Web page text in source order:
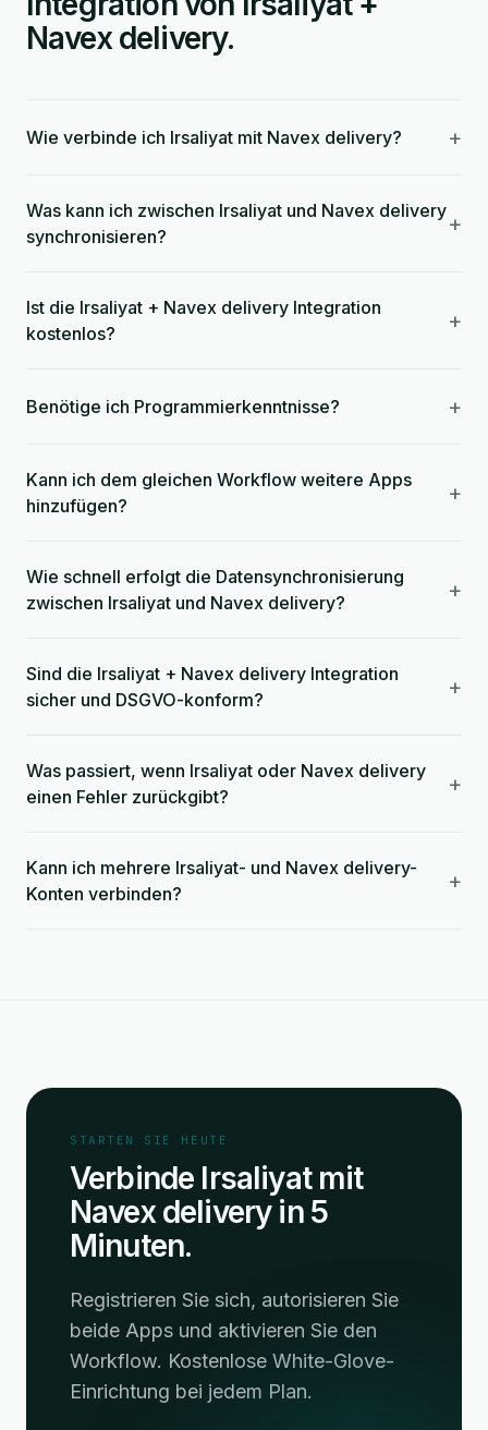
Navex delivery.
Wie verbinde ich Irsaliyat mit Navex delivery? +
Was kann ich zwischen Irsaliyat und Navex delivery
synchronisieren?
+
Ist die Irsaliyat + Navex delivery Integration
kostenlos?
+
Benötige ich Programmierkenntnisse? +
Kann ich dem gleichen Workflow weitere Apps
hinzufügen?
+
Wie schnell erfolgt die Datensynchronisierung
zwischen Irsaliyat und Navex delivery?
+
Sind die Irsaliyat + Navex delivery Integration
sicher und DSGVO-konform?
+
Was passiert, wenn Irsaliyat oder Navex delivery
einen Fehler zurückgibt?
+
Kann ich mehrere Irsaliyat- und Navex delivery-
Konten verbinden?
+
STARTEN SIE HEUTE
Verbinde Irsaliyat mit
Navex delivery in 5
Minuten.
Registrieren Sie sich, autorisieren Sie
beide Apps und aktivieren Sie den
Workflow. Kostenlose White-Glove-
Einrichtung bei jedem Plan.